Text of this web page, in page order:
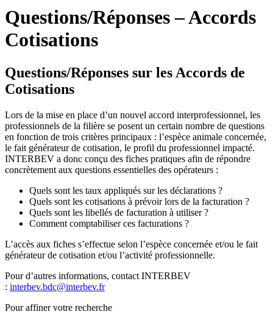
Questions/Réponses – Accords
Cotisations
Questions/Réponses sur les Accords de
Cotisations
Lors de la mise en place d’un nouvel accord interprofessionnel, les
professionnels de la filière se posent un certain nombre de questions
en fonction de trois critères principaux : l’espèce animale concernée,
le fait générateur de cotisation, le profil du professionnel impacté.
INTERBEV a donc conçu des fiches pratiques afin de répondre
concrètement aux questions essentielles des opérateurs :
Quels sont les taux appliqués sur les déclarations ?
Quels sont les cotisations à prévoir lors de la facturation ?
Quels sont les libellés de facturation à utiliser ?
Comment comptabiliser ces facturations ?
L’accès aux fiches s’effectue selon l’espèce concernée et/ou le fait
générateur de cotisation et/ou l’activité professionnelle.
Pour d’autres informations, contact INTERBEV
: interbev.bdc@interbev.fr
Pour affiner votre recherche